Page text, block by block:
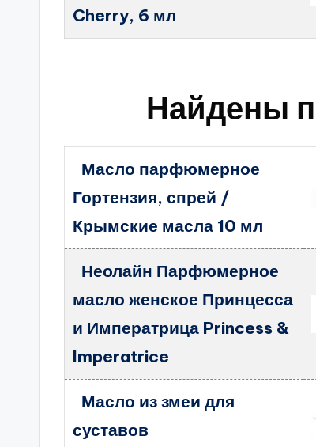
Cherry, 6 мл
Найдены
Масло парфюмерное
Гортензия, спрей /
Крымские масла 10 мл
Неолайн Парфюмерное
масло женское Принцесса
и Императрица Princess &
Imperatrice
Масло из змеи для
суставов